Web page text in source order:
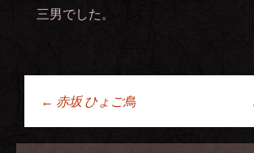
三男でした。
投稿ナビゲ
← 赤坂 ひょご鳥